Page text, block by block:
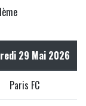
29 Mai 2026
Paris FC